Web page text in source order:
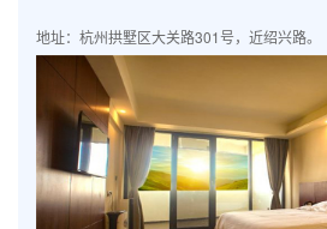
地址：杭州拱墅区大关路301号，近绍兴路。